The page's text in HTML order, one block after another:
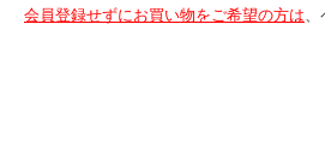
会員登録せずにお買い物をご希望の方は、